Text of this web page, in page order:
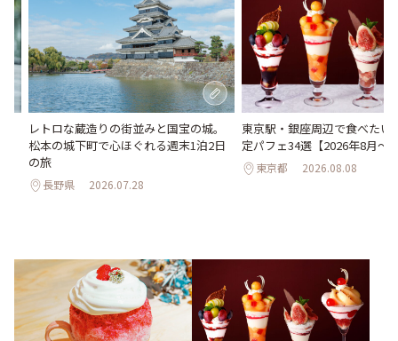
レトロな蔵造りの街並みと国宝の城。
松本の城下町で心ほぐれる週末1泊2日
の旅
長野県 2026.07.28
東京駅・銀座周辺で食べた
定パフェ34選【2026年8月～
東京都 2026.08.08